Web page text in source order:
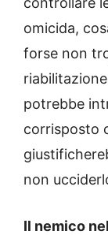
omicida,
forse non
potrebbe
corrisposto
non
Il nemico